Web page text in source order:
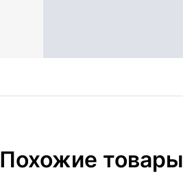
Похожие товары